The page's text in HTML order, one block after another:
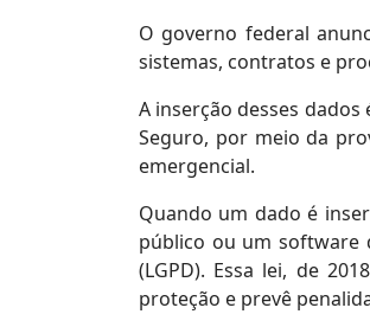
O governo federal
sistemas, contratos e
A inserção desses
Seguro, por meio da
emergencial.
Quando um dado é
público ou um software
(LGPD). Essa lei, de
proteção e prevê